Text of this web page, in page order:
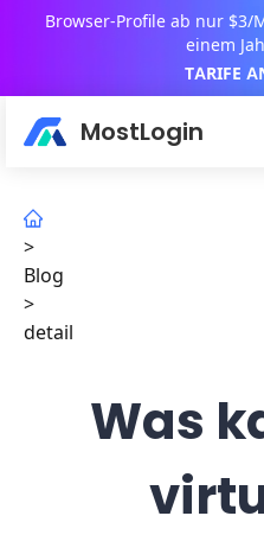
Browser-Profile ab nur $3/
einem
TARIFE
MostLogin
>
Blog
>
detail
Was